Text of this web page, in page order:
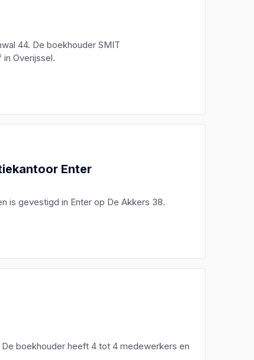
44. De boekhouder SMIT
Overijssel.
Enter
is gevestigd in Enter op De Akkers 38.
boekhouder heeft 4 tot 4 medewerkers en